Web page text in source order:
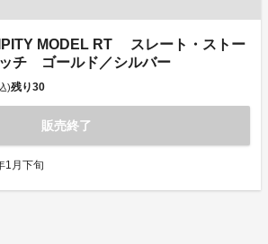
MODEL RT スレート・ストー
チ ゴールド／シルバー
)残り30
販売終了
1月下旬